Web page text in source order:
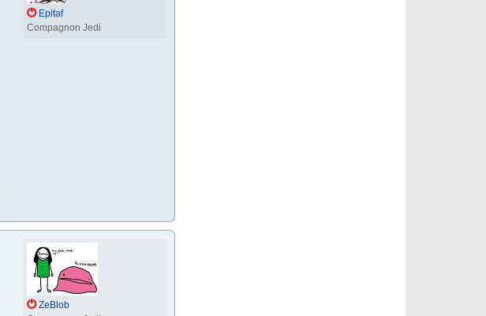
Epitaf
Compagnon Jedi
ZeBlob